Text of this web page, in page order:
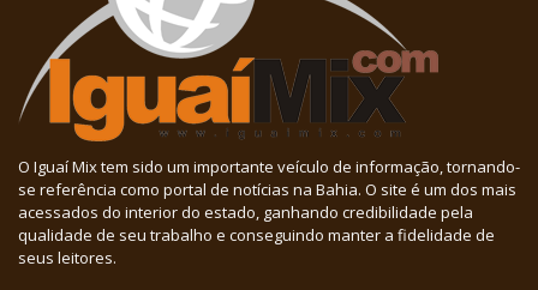
O Iguaí Mix tem sido um importante veículo de informação, tornando-
se referência como portal de notícias na Bahia. O site é um dos mais
acessados do interior do estado, ganhando credibilidade pela
qualidade de seu trabalho e conseguindo manter a fidelidade de
seus leitores.